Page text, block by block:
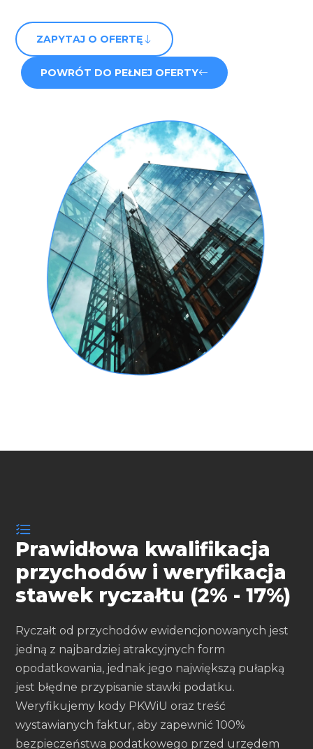
ZAPYTAJ O OFERTĘ
POWRÓT DO PEŁNEJ OFERTY
Prawidłowa kwalifikacja
przychodów i weryfikacja
stawek ryczałtu (2% - 17%)
Ryczałt od przychodów ewidencjonowanych jest
jedną z najbardziej atrakcyjnych form
opodatkowania, jednak jego największą pułapką
jest błędne przypisanie stawki podatku.
Weryfikujemy kody PKWiU oraz treść
wystawianych faktur, aby zapewnić 100%
bezpieczeństwa podatkowego przed urzędem